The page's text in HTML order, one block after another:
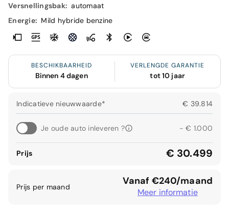
Versnellingsbak: automaat
Energie: Mild hybride benzine
BESCHIKBAARHEID
Binnen 4 dagen
VERLENGDE GARANTIE
tot 10 jaar
Indicatieve nieuwwaarde* € 39.814
Je oude auto inleveren ? - € 1.000
Prijs € 30.499
Prijs per maand Vanaf €240/maand
Meer informatie